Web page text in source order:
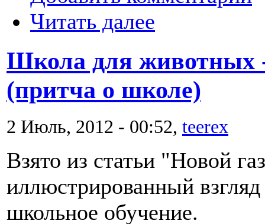
Читать далее
Школа для животных
(притча о школе)
2 Июль, 2012 - 00:52, teerex
Взято из статьи "Новой
иллюстрированный взгляд
школьное обучение.